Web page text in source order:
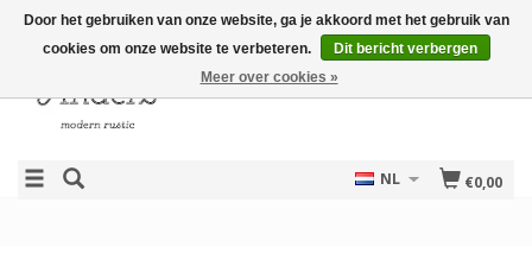
€0,00
NL
Door het gebruiken van onze website, ga je akkoord met het gebruik van
cookies om onze website te verbeteren.
Dit bericht verbergen
Meer over cookies »